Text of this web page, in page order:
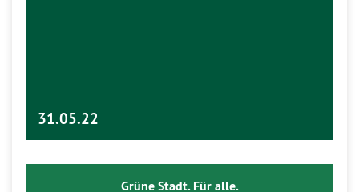
31.05.22
Grüne Stadt. Für alle.